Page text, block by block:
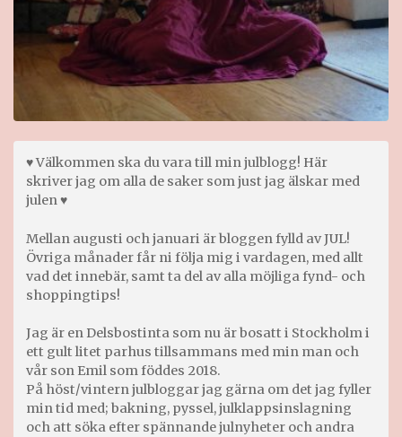
♥ Välkommen ska du vara till min julblogg! Här
skriver jag om alla de saker som just jag älskar med
julen ♥
Mellan augusti och januari är bloggen fylld av JUL!
Övriga månader får ni följa mig i vardagen, med allt
vad det innebär, samt ta del av alla möjliga fynd- och
shoppingtips!
Jag är en Delsbostinta som nu är bosatt i Stockholm i
ett gult litet parhus tillsammans med min man och
vår son Emil som föddes 2018.
På höst/vintern julbloggar jag gärna om det jag fyller
min tid med; bakning, pyssel, julklappsinslagning
och att söka efter spännande julnyheter och andra